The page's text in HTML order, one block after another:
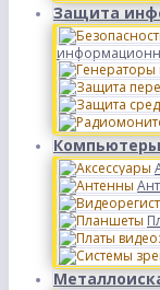
Защита
Компьютеры